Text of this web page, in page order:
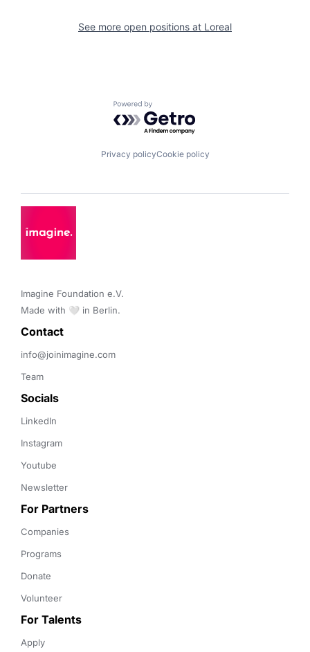
See more open positions at Loreal
Powered by Getro.com
Privacy policyCookie policy
Imagine Foundation e.V.
Made with 🤍 in Berlin.
Contact
info@joinimagine.com
Team
Socials
LinkedIn
Instagram
Youtube
Newsletter
For Partners
Companies
Programs
Donate
Volunteer
For Talents
Apply